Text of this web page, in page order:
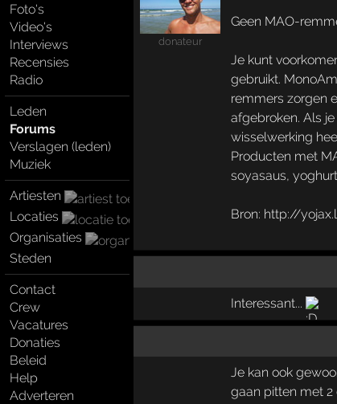
Foto's
Video's
Interviews
Recensies
Radio
Leden
Forums
Verslagen (leden)
Muziek
Artiesten
Locaties
Organisaties
Steden
Contact
Crew
Vacatures
Donaties
Beleid
Help
Adverteren
donateur
Geen MAO-
Je kunt
gebruikt.
remmers zorgen
afgebroken. Als
wisselwerking
Producten met
soyasaus,
Bron: http://
Interessant...
Je kan ook
gaan pitten met 2